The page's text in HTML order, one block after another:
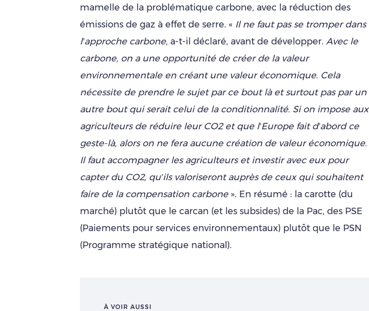
mamelle de la problématique carbone, avec la réduction des
émissions de gaz à effet de serre. « Il ne faut pas se tromper dans
l’approche carbone, a-t-il déclaré, avant de développer. Avec le
carbone, on a une opportunité de créer de la valeur
environnementale en créant une valeur économique. Cela
nécessite de prendre le sujet par ce bout là et surtout pas par un
autre bout qui serait celui de la conditionnalité. Si on impose aux
agriculteurs de réduire leur CO2 et que l’Europe fait d’abord ce
geste-là, alors on ne fera aucune création de valeur économique.
Il faut accompagner les agriculteurs et investir avec eux pour
capter du CO2, qu’ils valoriseront auprès de ceux qui souhaitent
faire de la compensation carbone». En résumé : la carotte (du
marché) plutôt que le carcan (et les subsides) de la Pac, des PSE
(Paiements pour services environnementaux) plutôt que le PSN
(Programme stratégique national).
À VOIR AUSSI